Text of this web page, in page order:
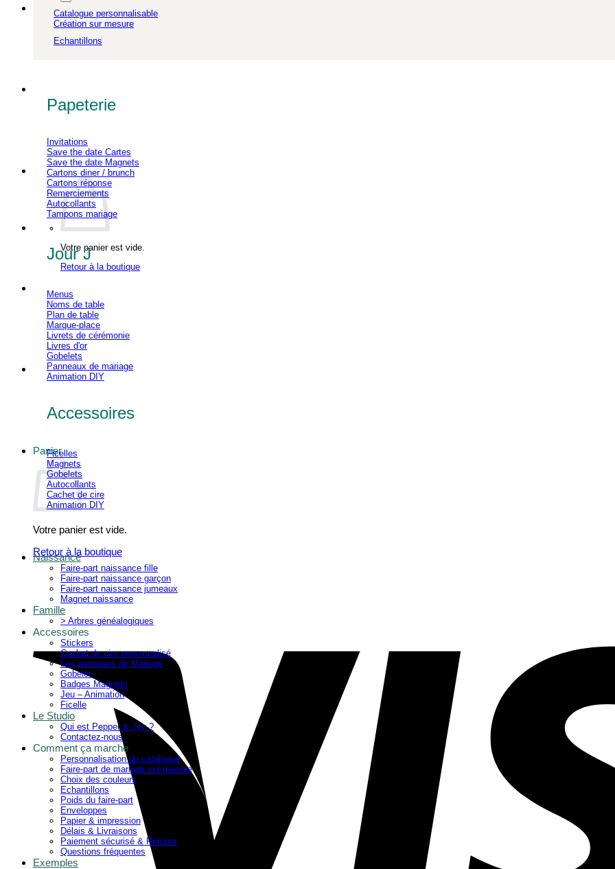
Votre panier est vide.
Retour à la boutique
Panier
Votre panier est vide.
Retour à la boutique
Catalogue personnalisable
Création sur mesure
Echantillons
Papeterie
Invitations
Save the date Cartes
Save the date Magnets
Cartons diner / brunch
Cartons réponse
Remerciements
Autocollants
Tampons mariage
Jour J
Menus
Noms de table
Plan de table
Marque-place
Livrets de cérémonie
Livres d'or
Gobelets
Panneaux de mariage
Animation DIY
Accessoires
Ficelles
Magnets
Gobelets
Autocollants
Cachet de cire
Animation DIY
Naissance
Faire-part naissance fille
Faire-part naissance garçon
Faire-part naissance jumeaux
Magnet naissance
Famille
> Arbres généalogiques
Accessoires
Stickers
Cachet de cire personnalisé
Les panneaux de Mariage
Gobelet
Badges Magnets
Jeu – Animation
Ficelle
Le Studio
Qui est Pepper & Joy ?
Contactez-nous
Comment ça marche
Personnalisation du catalogue
Faire-part de mariage sur-mesure
Choix des couleurs
Echantillons
Poids du faire-part
Enveloppes
Papier & impression
Délais & Livraisons
Paiement sécurisé & Retours
Questions fréquentes
Exemples